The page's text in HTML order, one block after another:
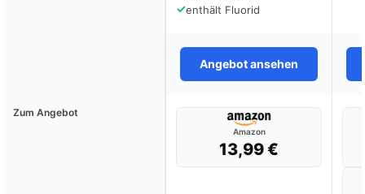
✓enthält Fluorid
Angebot ansehen
Zum Angebot
Amazon
13,99 €